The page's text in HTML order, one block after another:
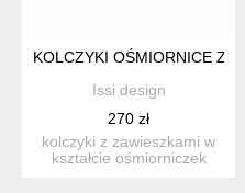
KOLCZYKI OŚMIORNICE Z
Issi design
270 zł
kolczyki z zawieszkami w
kształcie ośmiorniczek